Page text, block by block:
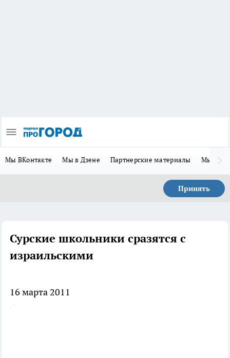
Мы ВКонтакте Мы в Дзене Партнерские материалы Мы в
Принять
Сурские школьники сразятся с
израильскими
16 марта 2011